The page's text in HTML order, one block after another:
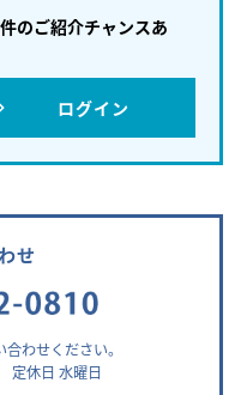
のご紹介チャンスあ
ログイン
せ
わせください。
定休日 水曜日